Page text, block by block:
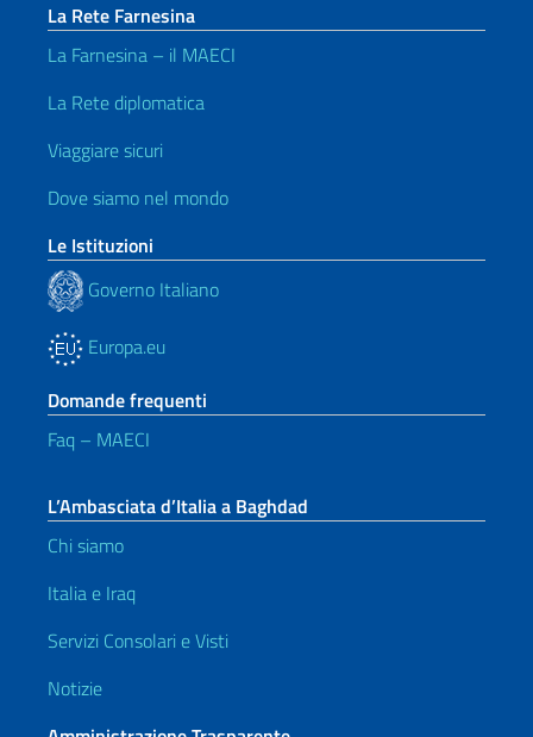
La Rete Farnesina
La Farnesina – il MAECI
La Rete diplomatica
Viaggiare sicuri
Dove siamo nel mondo
Le Istituzioni
Governo Italiano
Europa.eu
Domande frequenti
Faq – MAECI
L’Ambasciata d’Italia a Baghdad
Chi siamo
Italia e Iraq
Servizi Consolari e Visti
Notizie